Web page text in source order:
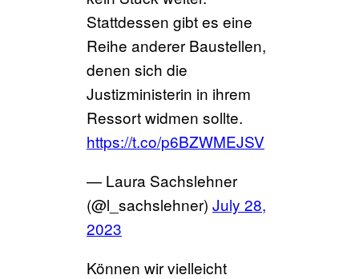
Stattdessen gibt es eine
Reihe anderer Baustellen,
denen sich die
Justizministerin in ihrem
Ressort widmen sollte.
https://t.co/p6BZWMEJSV
— Laura Sachslehner
(@l_sachslehner) July 28,
2023
Können wir vielleicht